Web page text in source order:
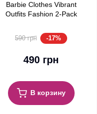
Barbie Clothes Vibrant
Outfits Fashion 2-Pack
590 грн -17%
490 грн
В корзину